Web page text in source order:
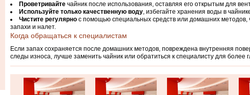
Проветривайте чайник после использования, оставляя его открытым для
Используйте только качественную воду, избегайте хранения воды в
Чистите регулярно с помощью специальных средств или домашних методов,
запахи и налет.
Когда обращаться к специалистам
Если запах сохраняется после домашних методов, повреждена внутренняя
следы износа, лучше заменить чайник или обратиться к специалисту для более